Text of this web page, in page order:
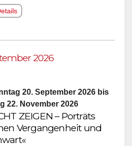
2026
20. September 2026 bis
22. November 2026
ZEIGEN – Porträts
Vergangenheit und